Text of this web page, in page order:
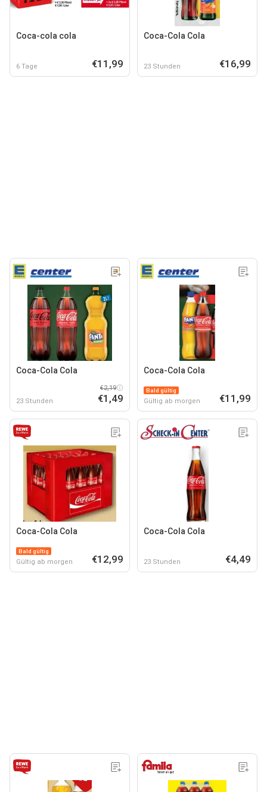
Coca-cola cola
6 Tage €11,99
Coca-Cola Cola
23 Stunden €16,99
Coca-Cola Cola
23 Stunden
€2,19
€1,49
Coca-Cola Cola
Bald gültig
Gültig ab morgen €11,99
Coca-Cola Cola
Bald gültig
Gültig ab morgen €12,99
Coca-Cola Cola
23 Stunden €4,49